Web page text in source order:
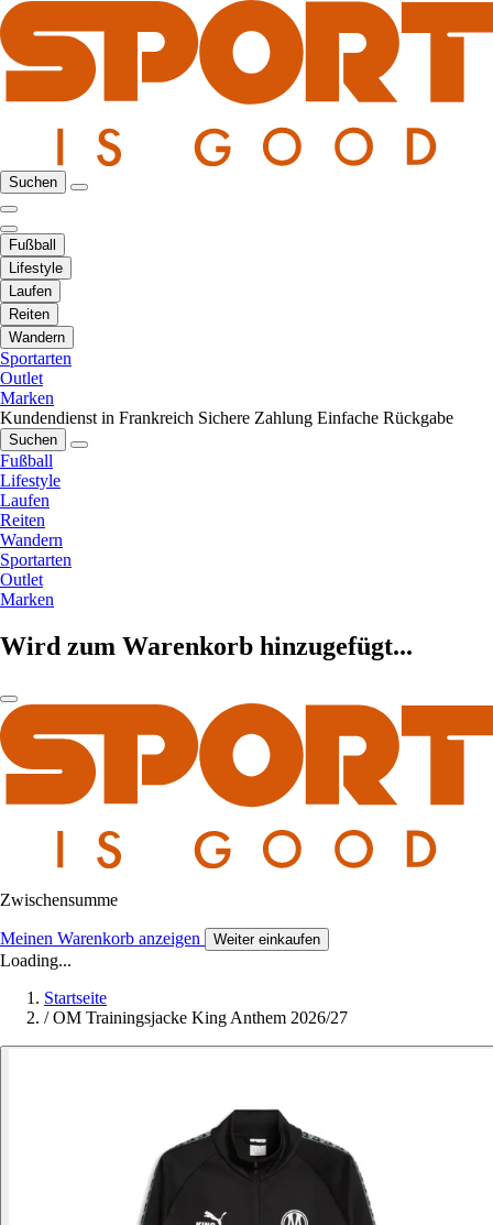
Suchen
Fußball
Lifestyle
Laufen
Reiten
Wandern
Sportarten
Outlet
Marken
Kundendienst in Frankreich Sichere Zahlung Einfache Rückgabe
Suchen
Fußball
Lifestyle
Laufen
Reiten
Wandern
Sportarten
Outlet
Marken
Wird zum Warenkorb hinzugefügt...
Zwischensumme
Meinen Warenkorb anzeigen Weiter einkaufen
Loading...
Startseite
/ OM Trainingsjacke King Anthem 2026/27